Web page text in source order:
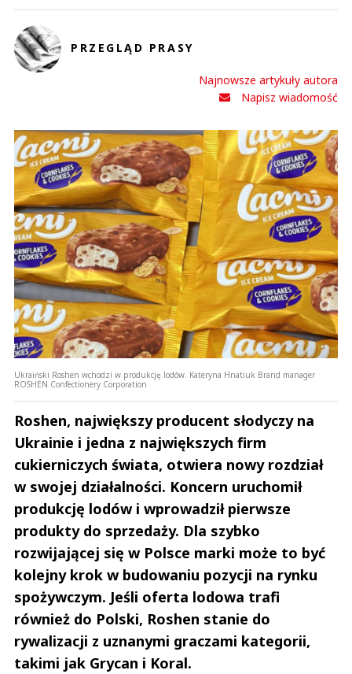
PRZEGLĄD PRASY
Najnowsze artykuły autora
Napisz wiadomość
Ukraiński Roshen wchodzi w produkcję lodów. Kateryna Hnatiuk Brand manager
ROSHEN Confectionery Corporation
Roshen, największy producent słodyczy na
Ukrainie i jedna z największych firm
cukierniczych świata, otwiera nowy rozdział
w swojej działalności. Koncern uruchomił
produkcję lodów i wprowadził pierwsze
produkty do sprzedaży. Dla szybko
rozwijającej się w Polsce marki może to być
kolejny krok w budowaniu pozycji na rynku
spożywczym. Jeśli oferta lodowa trafi
również do Polski, Roshen stanie do
rywalizacji z uznanymi graczami kategorii,
takimi jak Grycan i Koral.